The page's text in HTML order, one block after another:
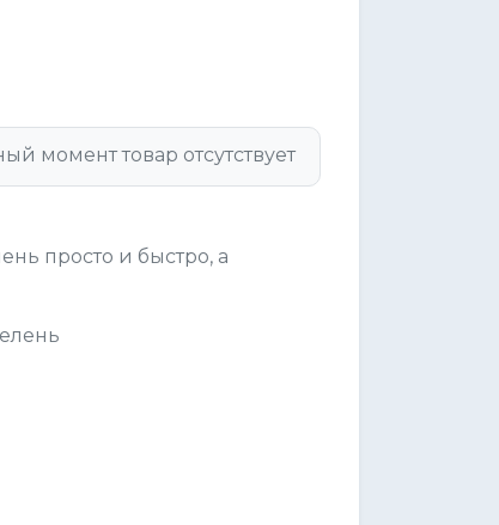
момент товар отсутствует
просто и быстро, а